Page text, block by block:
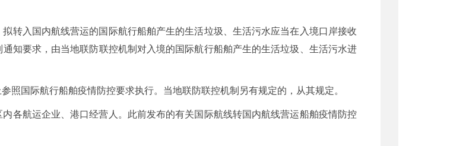
转入国内航线营运的国际航行船舶产生的生活垃圾、生活污水应当在入境口岸接收
知要求，由当地联防联控机制对入境的国际航行船舶产生的生活垃圾、生活污水进
照国际航行船舶疫情防控要求执行。当地联防联控机制另有规定的，从其规定。
各航运企业、港口经营人。此前发布的有关国际航线转国内航线营运船舶疫情防控